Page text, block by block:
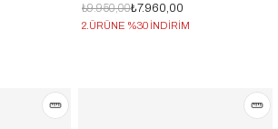
₺7.960,00
₺9.950,00
2.ÜRÜNE %30 İNDİRİM